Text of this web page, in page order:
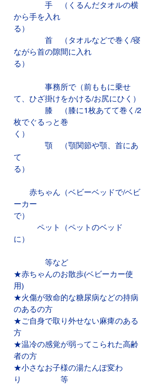
手　（くるんだタオルの横
から手を入れ
る）
首　（タオルなどで巻く/寝
ながら首の隙間に入れ
る）
事務所で（前ももに乗せ
て、ひざ掛けをかける/お尻にひく）
膝　（膝に1枚あてて巻く/2
枚でぐるっと巻
く）
顎　（顎関節や顎、首にあ
て
る）
赤ちゃん（ベビーベッドで/ベビ
ーカー
で）
ペット（ペットのベッド
に）
等など
★赤ちゃんのお散歩(ベビーカー使
用)
★火傷が致命的な糖尿病などの持病
のあるの方
★ご自身で取り外せない麻痺のある
方
★温冷の感覚が弱ってこられた高齢
者の方
★小さなお子様の湯たんぽ変わ
り　　　　　等